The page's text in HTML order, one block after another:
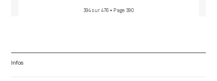
394 sur 476 • Page 390
Infos